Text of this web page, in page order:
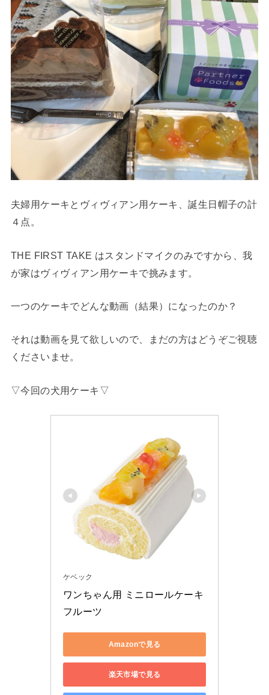
夫婦用ケーキとヴィヴィアン用ケーキ、誕生日帽子の計
４点。
THE FIRST TAKE はスタンドマイクのみですから、我
が家はヴィヴィアン用ケーキで挑みます。
一つのケーキでどんな動画（結果）になったのか？
それは動画を見て欲しいので、まだの方はどうぞご視聴
くださいませ。
▽今回の犬用ケーキ▽
ケベック
ワンちゃん用 ミニロールケーキ
フルーツ
Amazonで見る
楽天市場で見る